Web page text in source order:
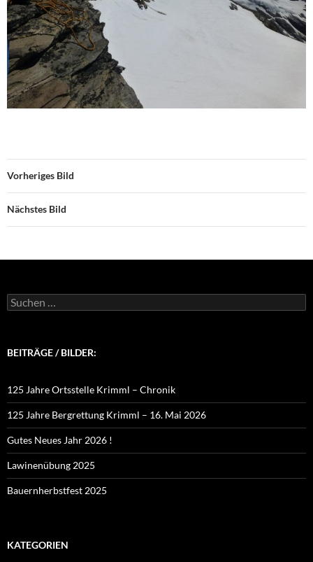
Vorheriges Bild
Nächstes Bild
Suchen
nach:
BEITRÄGE / BILDER:
125 Jahre Ortsstelle Krimml – Chronik
125 Jahre Bergrettung Krimml – 16. Mai 2026
Gutes Neues Jahr 2026 !
Lawinenübung 2025
Bauernherbstfest 2025
KATEGORIEN